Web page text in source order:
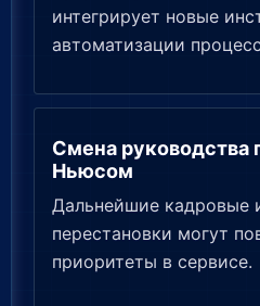
интегрирует новые
автоматизации
Смена руководства
Ньюсом
Дальнейшие кадровые
перестановки могут
приоритеты в сервисе.